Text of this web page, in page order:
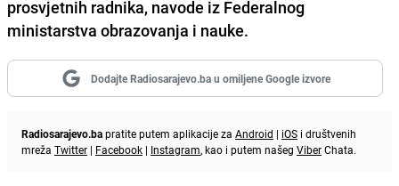
prosvjetnih radnika, navode iz Federalnog
ministarstva obrazovanja i nauke.
Dodajte Radiosarajevo.ba u omiljene Google izvore
Radiosarajevo.bapratite putem aplikacije za Android | iOS i društvenih
mreža Twitter | Facebook | Instagram, kao i putem našeg ViberChata.